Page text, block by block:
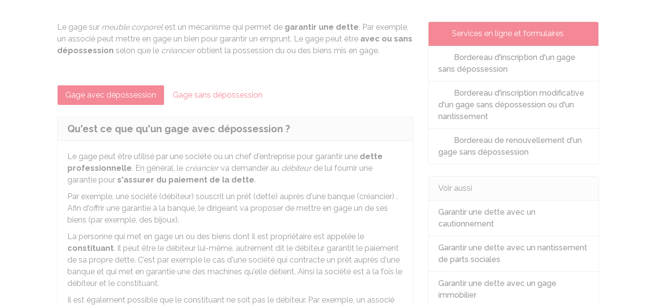
Le gage sur meuble corporelest un mécanisme qui permet de garantir une dette. Par exemple,
un associé peut mettre en gage un bien pour garantir un emprunt. Le gage peut être avec ou sans
dépossession selon que le créancierobtient la possession du ou des biens mis en gage.
Gage avec dépossession Gage sans dépossession
Qu'est ce que qu'un gage avec dépossession ?
Le gage peut être utilisé par une société ou un chef d'entreprise pour garantir une dette
professionnelle. En général, le créancierva demander au débiteurde lui fournir une
garantie pour s'assurer du paiement de la dette.
Par exemple, une société (débiteur) souscrit un prêt (dette) auprès d'une banque (créancier) .
Afin d'offrir une garantie à la banque, le dirigeant va proposer de mettre en gage un de ses
biens (par exemple, des bijoux).
La personne qui met en gage un ou des biens dont il est propriétaire est appelée le
constituant. Il peut être le débiteur lui-même, autrement dit le débiteur garantit le paiement
de sa propre dette. C'est par exemple le cas d'une société qui contracte un prêt auprès d'une
banque et qui met en garantie une des machines qu'elle détient. Ainsi la société est à la fois le
débiteur et le constituant.
Il est également possible que le constituant ne soit pas le débiteur. Par exemple, un associé
Services en ligne et formulaires
Bordereau d'inscription d'un gage
sans dépossession
Bordereau d'inscription modificative
d'un gage sans dépossession ou d'un
nantissement
Bordereau de renouvellement d'un
gage sans dépossession
Voir aussi
Garantir une dette avec un
cautionnement
Garantir une dette avec un nantissement
de parts sociales
Garantir une dette avec un gage
immobilier